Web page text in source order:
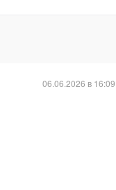
06.06.2026 в 16:09